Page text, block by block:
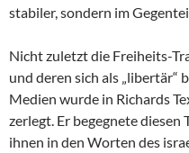
stabiler, sondern im
Nicht zuletzt die Freiheits-
und deren sich als „libertär“
Medien wurde in Richards
zerlegt. Er begegnete diesen
ihnen in den Worten des